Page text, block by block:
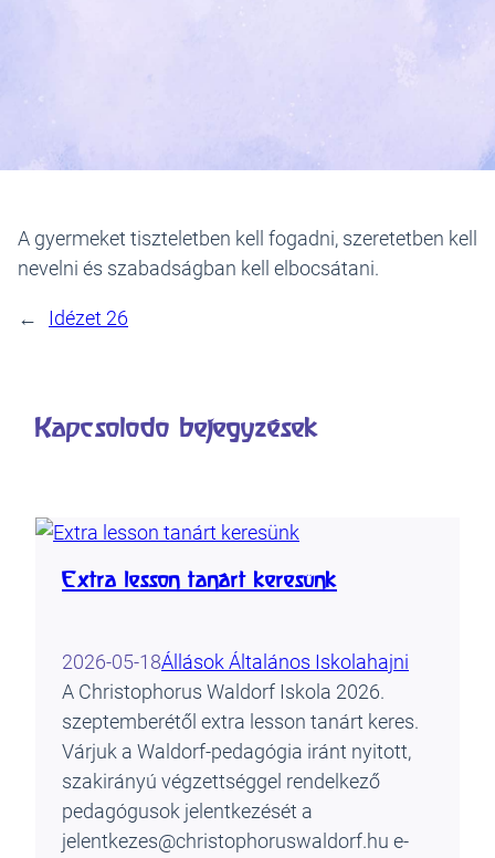
A gyermeket tiszteletben kell fogadni, szeretetben kell
nevelni és szabadságban kell elbocsátani.
← Idézet 26
Kapcsolódó bejegyzések
Extra lesson tanárt keresünk
2026-05-18Állások Általános Iskolahajni
A Christophorus Waldorf Iskola 2026.
szeptemberétől extra lesson tanárt keres.
Várjuk a Waldorf-pedagógia iránt nyitott,
szakirányú végzettséggel rendelkező
pedagógusok jelentkezését a
jelentkezes@christophoruswaldorf.hu e-